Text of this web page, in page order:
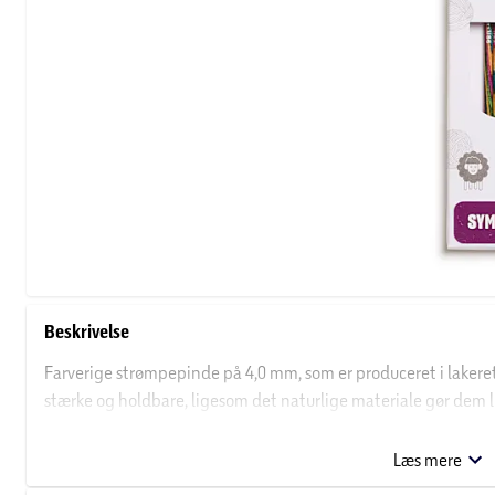
Beskrivelse
Farverige strømpepinde på 4,0 mm, som er produceret i
stærke og holdbare, ligesom det naturlige materiale gør dem
Strømpepindene måler 20 cm i længden, hvilket gør dem
Læs mere